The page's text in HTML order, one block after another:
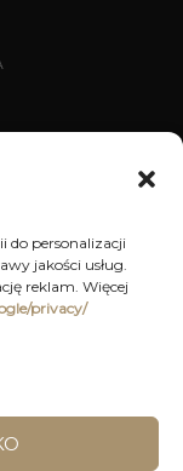
do personalizacji
jakości usług.
reklam. Więcej
privacy/